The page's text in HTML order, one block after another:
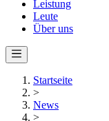
Leistung
Leute
Über uns
Startseite
>
News
>